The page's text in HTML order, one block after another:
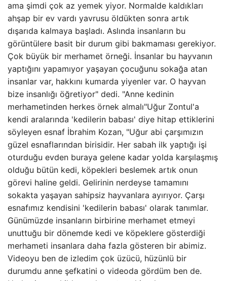
ama şimdi çok az yemek yiyor. Normalde kaldıkları
ahşap bir ev vardı yavrusu öldükten sonra artık
dışarıda kalmaya başladı. Aslında insanların bu
görüntülere basit bir durum gibi bakmaması gerekiyor.
Çok büyük bir merhamet örneği. İnsanlar bu hayvanın
yaptığını yapamıyor yaşayan çocuğunu sokağa atan
insanlar var, hakkını kumarda yiyenler var. O hayvan
bize insanlığı öğretiyor" dedi. "Anne kedinin
merhametinden herkes örnek almalı"Uğur Zontul'a
kendi aralarında 'kedilerin babası' diye hitap ettiklerini
söyleyen esnaf İbrahim Kozan, "Uğur abi çarşımızın
güzel esnaflarından birisidir. Her sabah ilk yaptığı işi
oturduğu evden buraya gelene kadar yolda karşılaşmış
olduğu bütün kedi, köpekleri beslemek artık onun
görevi haline geldi. Gelirinin nerdeyse tamamını
sokakta yaşayan sahipsiz hayvanlara ayırıyor. Çarşı
esnafımız kendisini 'kedilerin babası' olarak tanımlar.
Günümüzde insanların birbirine merhamet etmeyi
unuttuğu bir dönemde kedi ve köpeklere gösterdiği
merhameti insanlara daha fazla gösteren bir abimiz.
Videoyu ben de izledim çok üzücü, hüzünlü bir
durumdu anne şefkatini o videoda gördüm ben de.